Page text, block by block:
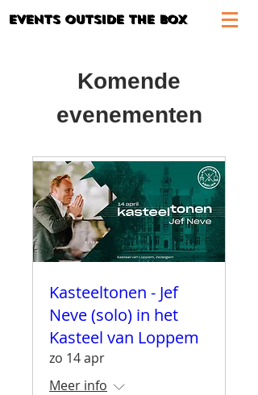
Events outside the box
Komende
evenementen
Kasteeltonen - Jef
Neve (solo) in het
Kasteel van Loppem
zo 14 apr
Meer info